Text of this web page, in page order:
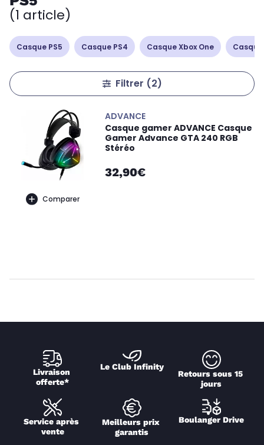
(1 article)
Casque PS5 Casque PS4 Casque Xbox One Casque
Filtrer (2)
Comparer
ADVANCE
Casque gamer ADVANCE Casque
Gamer Advance GTA 240 RGB
Stéréo
32,90€
Livraison
offerte*
Le Club Infinity
Retours sous 15
jours
Service après
vente
Meilleurs prix
garantis
Boulanger Drive